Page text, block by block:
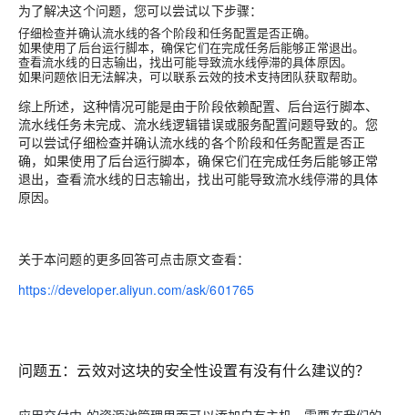
为了解决这个问题，您可以尝试以下步骤：
仔细检查并确认流水线的各个阶段和任务配置是否正确。
如果使用了后台运行脚本，确保它们在完成任务后能够正常退出。
查看流水线的日志输出，找出可能导致流水线停滞的具体原因。
如果问题依旧无法解决，可以联系云效的技术支持团队获取帮助。
综上所述，这种情况可能是由于阶段依赖配置、后台运行脚本、
流水线任务未完成、流水线逻辑错误或服务配置问题导致的。您
可以尝试仔细检查并确认流水线的各个阶段和任务配置是否正
确，如果使用了后台运行脚本，确保它们在完成任务后能够正常
退出，查看流水线的日志输出，找出可能导致流水线停滞的具体
原因。
关于本问题的更多回答可点击原文查看：
https://developer.aliyun.com/ask/601765
问题五：云效对这块的安全性设置有没有什么建议的？